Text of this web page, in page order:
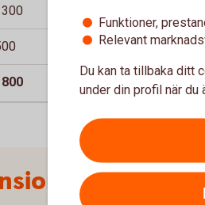
i korthet
Funktioner,
Relevant
Du kan ta tillbaka ditt
under din profil när du